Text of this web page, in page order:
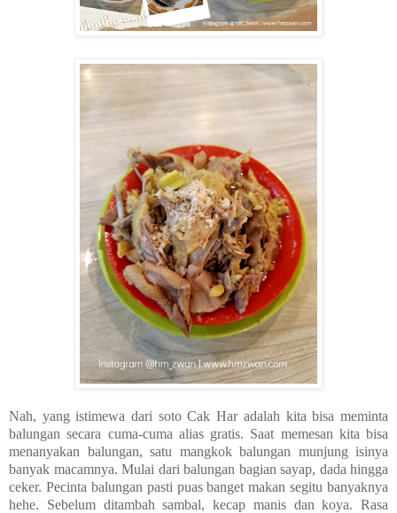
Nah, yang istimewa dari soto Cak Har adalah kita bisa meminta
balungan secara cuma-cuma alias gratis. Saat memesan kita bisa
menanyakan balungan, satu mangkok balungan munjung isinya
banyak macamnya. Mulai dari balungan bagian sayap, dada hingga
ceker. Pecinta balungan pasti puas banget makan segitu banyaknya
hehe. Sebelum ditambah sambal, kecap manis dan koya. Rasa